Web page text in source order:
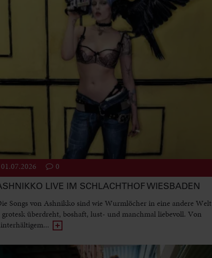
01.07.2026 0
LIVE IM SCHLACHTHOF WIESBADEN
Songs von Ashnikko sind wie Wurmlöcher in eine andere Welt
grotesk überdreht, boshaft, lust- und manchmal liebevoll. Von